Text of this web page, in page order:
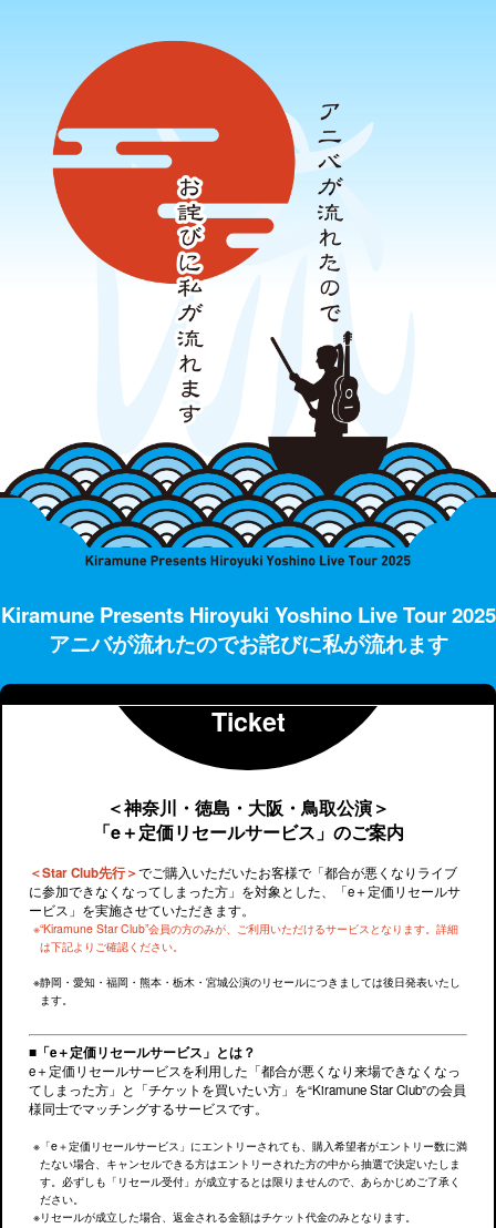
Kiramune Presents Hiroyuki Yoshino Live Tour 2025
アニバが流れたのでお詫びに私が流れます
Ticket
＜神奈川・徳島・大阪・鳥取公演＞
「e＋定価リセールサービス」のご案内
＜Star Club先行＞でご購入いただいたお客様で「都合が悪くなりライブ
に参加できなくなってしまった方」を対象とした、「e＋定価リセールサ
ービス」を実施させていただきます。
“Kiramune Star Club”会員の方のみが、ご利用いただけるサービスとなります。詳細
は下記よりご確認ください。
静岡・愛知・福岡・熊本・栃木・宮城公演のリセールにつきましては後日発表いたし
ます。
■「e＋定価リセールサービス」とは？
e＋定価リセールサービスを利用した「都合が悪くなり来場できなくなっ
てしまった方」と「チケットを買いたい方」を“Kiramune Star Club”の会員
様同士でマッチングするサービスです。
「e＋定価リセールサービス」にエントリーされても、購入希望者がエントリー数に満
たない場合、キャンセルできる方はエントリーされた方の中から抽選で決定いたしま
す。必ずしも「リセール受付」が成立するとは限りませんので、あらかじめご了承く
ださい。
リセールが成立した場合、返金される金額はチケット代金のみとなります。